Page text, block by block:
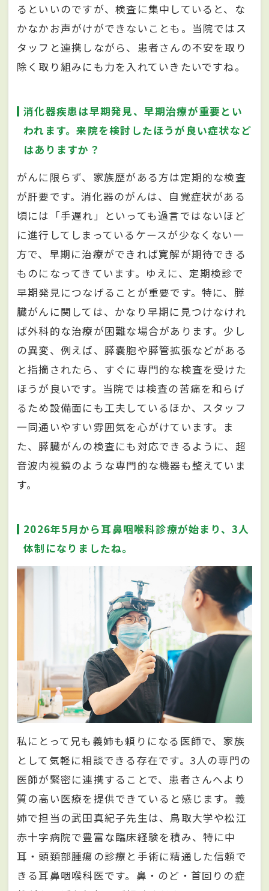
るといいのですが、検査に集中していると、な
かなかお声がけができないことも。当院ではス
タッフと連携しながら、患者さんの不安を取り
除く取り組みにも力を入れていきたいですね。
消化器疾患は早期発見、早期治療が重要とい
われます。来院を検討したほうが良い症状など
はありますか？
がんに限らず、家族歴がある方は定期的な検査
が肝要です。消化器のがんは、自覚症状がある
頃には「手遅れ」といっても過言ではないほど
に進行してしまっているケースが少なくない一
方で、早期に治療ができれば寛解が期待できる
ものになってきています。ゆえに、定期検診で
早期発見につなげることが重要です。特に、膵
臓がんに関しては、かなり早期に見つけなけれ
ば外科的な治療が困難な場合があります。少し
の異変、例えば、膵嚢胞や膵管拡張などがある
と指摘されたら、すぐに専門的な検査を受けた
ほうが良いです。当院では検査の苦痛を和らげ
るため設備面にも工夫しているほか、スタッフ
一同通いやすい雰囲気を心がけています。ま
た、膵臓がんの検査にも対応できるように、超
音波内視鏡のような専門的な機器も整えていま
す。
2026年5月から耳鼻咽喉科診療が始まり、3人
体制になりましたね。
私にとって兄も義姉も頼りになる医師で、家族
として気軽に相談できる存在です。3人の専門の
医師が緊密に連携することで、患者さんへより
質の高い医療を提供できていると感じます。義
姉で担当の武田真紀子先生は、鳥取大学や松江
赤十字病院で豊富な臨床経験を積み、特に中
耳・頭頚部腫瘍の診療と手術に精通した信頼で
きる耳鼻咽喉科医です。鼻・のど・首回りの症